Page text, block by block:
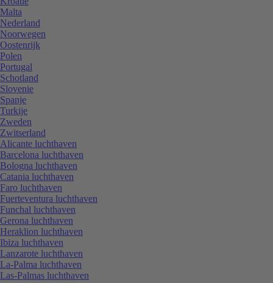
Malta
Nederland
Noorwegen
Oostenrijk
Polen
Portugal
Schotland
Slovenie
Spanje
Turkije
Zweden
Zwitserland
Alicante luchthaven
Barcelona luchthaven
Bologna luchthaven
Catania luchthaven
Faro luchthaven
Fuerteventura luchthaven
Funchal luchthaven
Gerona luchthaven
Heraklion luchthaven
Ibiza luchthaven
Lanzarote luchthaven
La-Palma luchthaven
Las-Palmas luchthaven